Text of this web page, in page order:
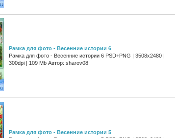
Рамка для фото - Весенние истории 6
Рамка для фото - Весенние истории 6 PSD+PNG | 3508x2480 |
300dpi | 109 Mb Автор: sharov08
Рамка для фото - Весенние истории 5